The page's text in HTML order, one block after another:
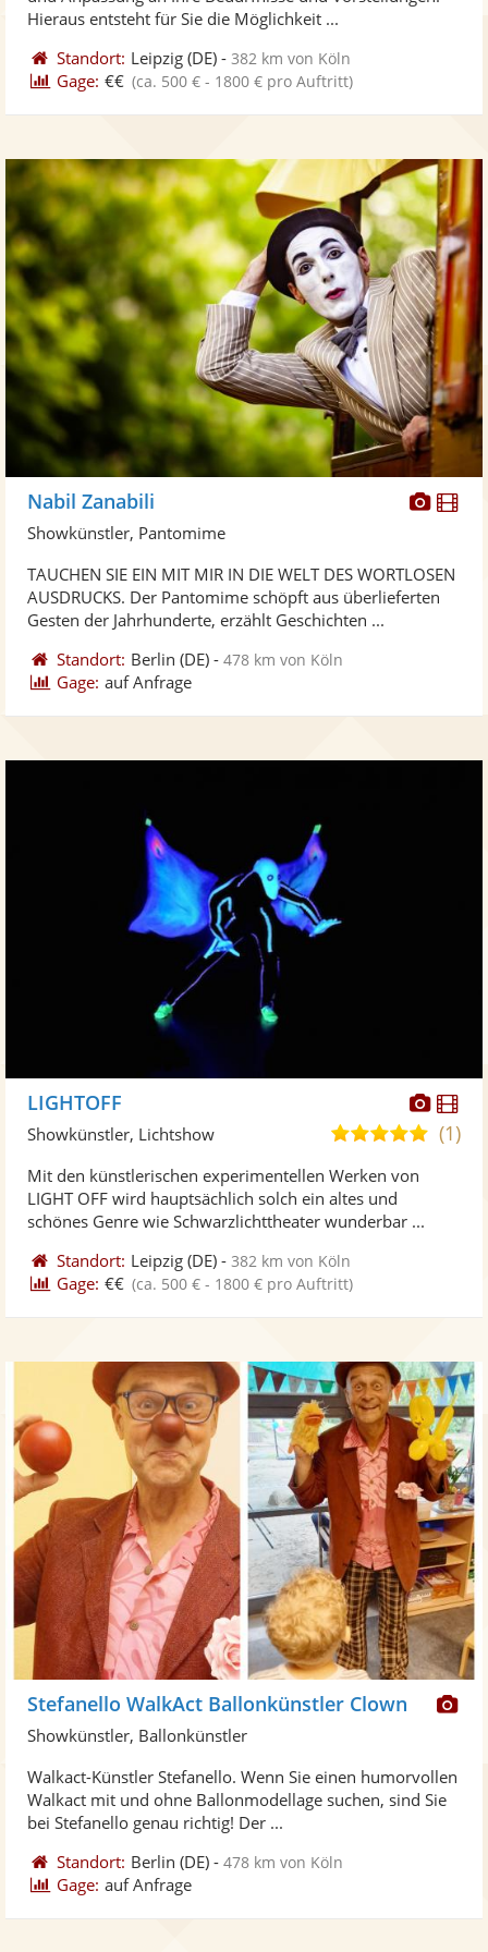
Sternen
Hieraus entsteht für Sie die Möglichkeit ...
Standort: Leipzig (DE) -382 km von Köln
Gage: €€ (ca. 500 € - 1800 € pro Auftritt)
Fotos
Nabil Zanabili
Showkünstler, Pantomime
TAUCHEN SIE EIN MIT MIR IN DIE WELT DES WORTLOSEN
AUSDRUCKS. Der Pantomime schöpft aus überlieferten
Gesten der Jahrhunderte, erzählt Geschichten ...
Standort: Berlin (DE) -478 km von Köln
Gage: auf Anfrage
LIGHTOFF
5,0(1)
Showkünstler, Lichtshow
Mit den künstlerischen experimentellen Werken von
LIGHT OFF wird hauptsächlich solch ein altes und
schönes Genre wie Schwarzlichttheater wunderbar ...
Standort: Leipzig (DE) -382 km von Köln
Gage: €€ (ca. 500 € - 1800 € pro Auftritt)
Stefanello WalkAct Ballonkünstler Clown
Showkünstler, Ballonkünstler
Walkact-Künstler Stefanello. Wenn Sie einen humorvollen
Walkact mit und ohne Ballonmodellage suchen, sind Sie
bei Stefanello genau richtig! Der ...
Standort: Berlin (DE) -478 km von Köln
Gage: auf Anfrage